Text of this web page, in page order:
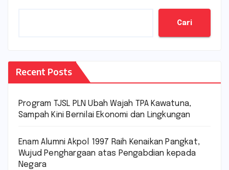
Cari
Recent Posts
Program TJSL PLN Ubah Wajah TPA Kawatuna,
Sampah Kini Bernilai Ekonomi dan Lingkungan
Enam Alumni Akpol 1997 Raih Kenaikan Pangkat,
Wujud Penghargaan atas Pengabdian kepada
Negara